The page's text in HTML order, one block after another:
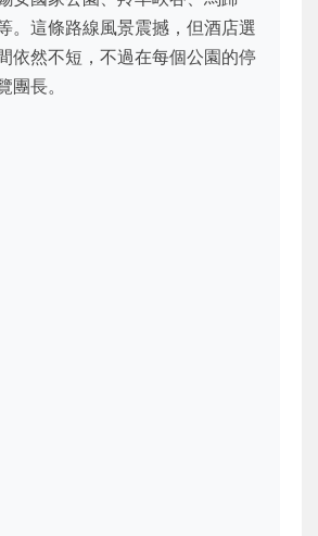
。這條路線風景震撼，但酒店選
依然不短，不過在每個公園的停
團長。